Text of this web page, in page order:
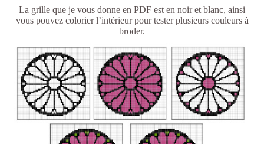
La grille que je vous donne en PDF est en noir et blanc, ainsi
vous pouvez colorier l’intérieur pour tester plusieurs couleurs à
broder.